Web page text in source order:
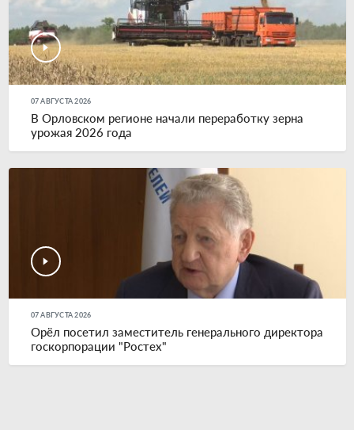
07 АВГУСТА 2026
В Орловском регионе начали переработку зерна
урожая 2026 года
07 АВГУСТА 2026
Орёл посетил заместитель генерального директора
госкорпорации "Ростех"